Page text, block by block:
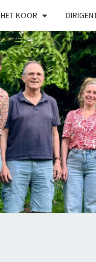
HET KOOR